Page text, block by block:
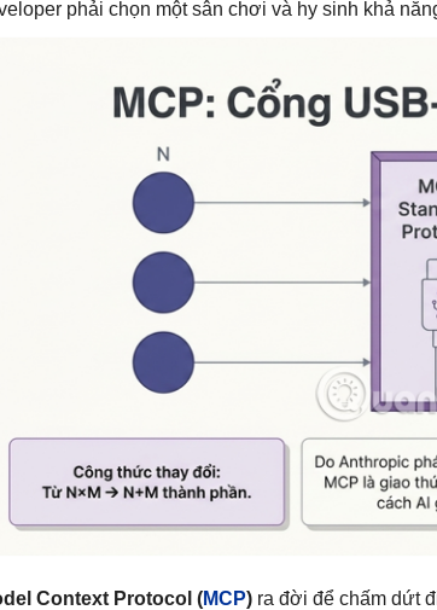
phải chọn một sân chơi và hy sinh khả
Context Protocol (MCP) ra đời để chấm dứt